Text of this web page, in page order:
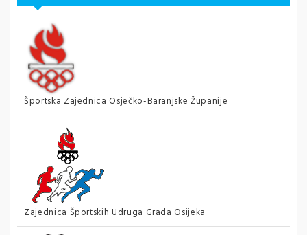
Športska Zajednica Osječko-Baranjske Županije
Zajednica Športskih Udruga Grada Osijeka